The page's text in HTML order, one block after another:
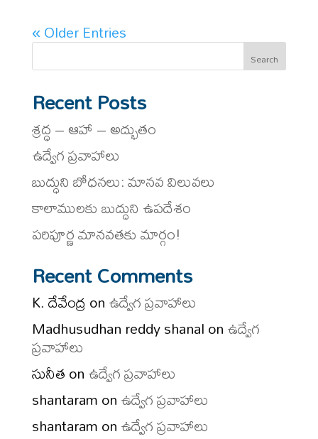
« Older Entries
Search
Recent Posts
శ్రద్ధ – ఆహా – అద్భుతం
ఉద్వేగ ప్రవాహాలు
బుద్ధుని బోధనలు: మానవ విలువలు
కాలాములకు బుద్ధుని ఉపదేశం
పరిపూర్ణ మానవతకు మార్గం!
Recent Comments
K. దేవేంద్రonఉద్వేగ ప్రవాహాలు
Madhusudhan reddy shanalonఉద్వేగ
ప్రవాహాలు
సునీతonఉద్వేగ ప్రవాహాలు
shantaramonఉద్వేగ ప్రవాహాలు
shantaramonఉద్వేగ ప్రవాహాలు